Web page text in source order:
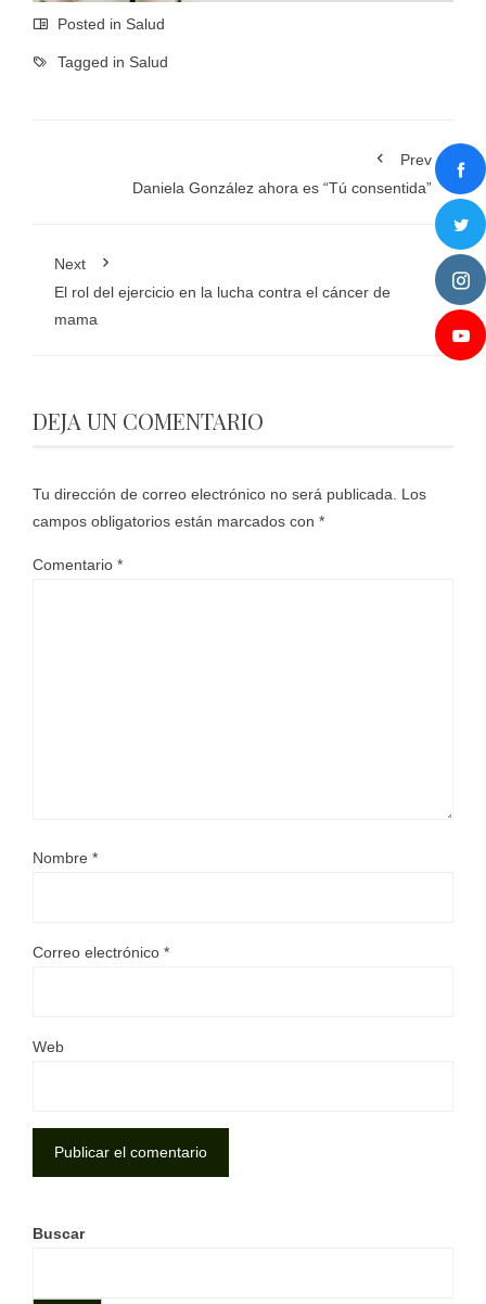
Posted in Salud
Tagged in Salud
Prev
Daniela González ahora es “Tú consentida”
Next
El rol del ejercicio en la lucha contra el cáncer de
mama
DEJA UN COMENTARIO
Tu dirección de correo electrónico no será publicada.
Los
campos obligatorios están marcados con *
Comentario *
Nombre *
Correo electrónico *
Web
Buscar